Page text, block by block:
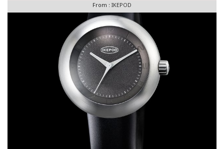
From : IKEPOD